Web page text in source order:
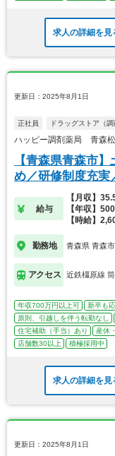
求人の詳細を見
更新日：2025年8月1日
正社員 ドラッグストア（調
ハッピー調剤薬局 青森
【青森県青森市
め／研修制度充実
給与
【月収】
【年収】
【時給】
勤務地 青森県 青森市
アクセス 近鉄橿原線
年収700万円以上可 新卒も
原則、引越しを伴う転勤なし
住宅補助（手当）あり
産休
店舗数30以上
積極採用中
求人の詳細を見
更新日：2025年8月1日